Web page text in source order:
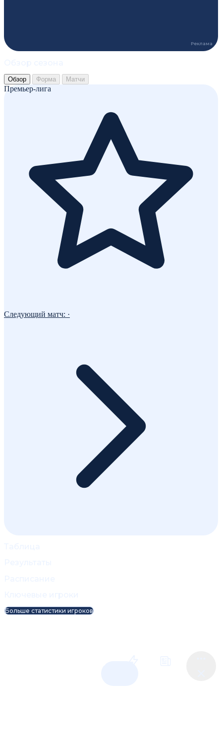
Обзор Форма Матчи
Премьер-лига
Следующий матч: ·
Больше статистики игроков